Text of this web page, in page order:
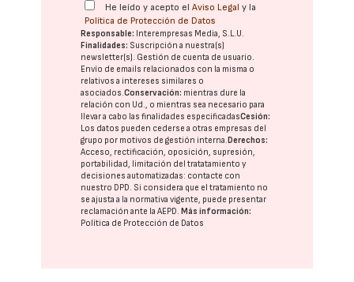
He leído y acepto elAviso Legal y la
Política de Protección de Datos
Responsable: Interempresas Media, S.L.U.
Finalidades: Suscripción a nuestra(s)
newsletter(s). Gestión de cuenta de usuario.
Envío de emails relacionados con la misma o
relativos a intereses similares o
asociados.Conservación: mientras dure la
relación con Ud., o mientras sea necesario para
llevar a cabo las finalidades especificadasCesión:
Los datos pueden cederse a otras empresas del
grupo por motivos de gestión interna.Derechos:
Acceso, rectificación, oposición, supresión,
portabilidad, limitación del tratatamiento y
decisiones automatizadas: contacte con
nuestro DPD. Si considera que el tratamiento no
se ajusta a la normativa vigente, puede presentar
reclamación ante laAEPD.Más información:
Política de Protección de Datos